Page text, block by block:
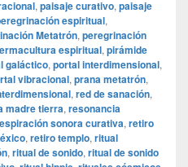
, paisaje curativo, paisaje
espiritual,
Metatrón, peregrinación
espiritual, pirámide
galáctico, portal interdimensional,
vibracional, prana metatrón,
, red de sanación,
madre tierra, resonancia
sonora curativa, retiro
, retiro templo, ritual
, ritual de sonido, ritual de sonido